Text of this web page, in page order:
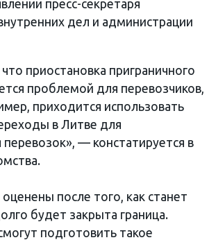
пресс-секретаря
дел и администрации
приостановка приграничного
проблемой для перевозчиков,
приходится использовать
в Литве для
— констатируется в
после того, как станет
будет закрыта граница.
подготовить такое